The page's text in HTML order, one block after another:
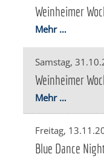
Weinheimer
Mehr …
Samstag,
Weinheimer
Mehr …
Freitag,
Blue Dance